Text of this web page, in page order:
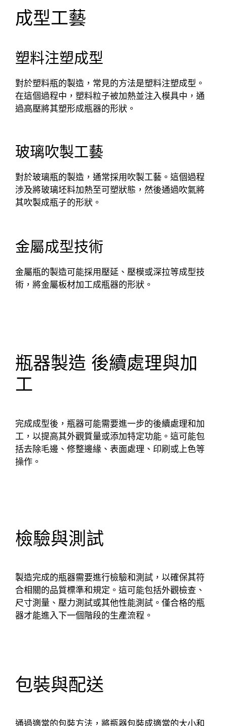
成型工藝
塑料注塑成型
對於塑料瓶的製造，常見的方法是塑料注塑成型。
在這個過程中，塑料粒子被加熱並注入模具中，通
過高壓將其塑形成瓶器的形狀。
玻璃吹製工藝
對於玻璃瓶的製造，通常採用吹製工藝。這個過程
涉及將玻璃坯料加熱至可塑狀態，然後通過吹氣將
其吹製成瓶子的形狀。
金屬成型技術
金屬瓶的製造可能採用壓延、壓模或深拉等成型技
術，將金屬板材加工成瓶器的形狀。
瓶器製造 後續處理與加
工
完成成型後，瓶器可能需要進一步的後續處理和加
工，以提高其外觀質量或添加特定功能。這可能包
括去除毛邊、修整邊緣、表面處理、印刷或上色等
操作。
檢驗與測試
製造完成的瓶器需要進行檢驗和測試，以確保其符
合相關的品質標準和規定。這可能包括外觀檢查、
尺寸測量、壓力測試或其他性能測試。僅合格的瓶
器才能進入下一個階段的生產流程。
包裝與配送
通過適當的包裝方法，將瓶器包裝成適當的大小和